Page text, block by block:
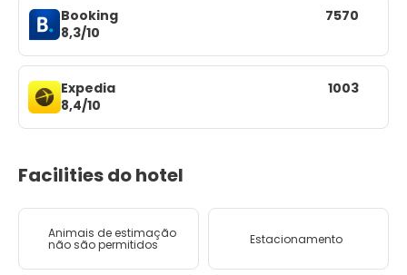
Booking
8,3/10
7570
Expedia
8,4/10
1003
Facilities do hotel
Animais de estimação
não são permitidos Estacionamento